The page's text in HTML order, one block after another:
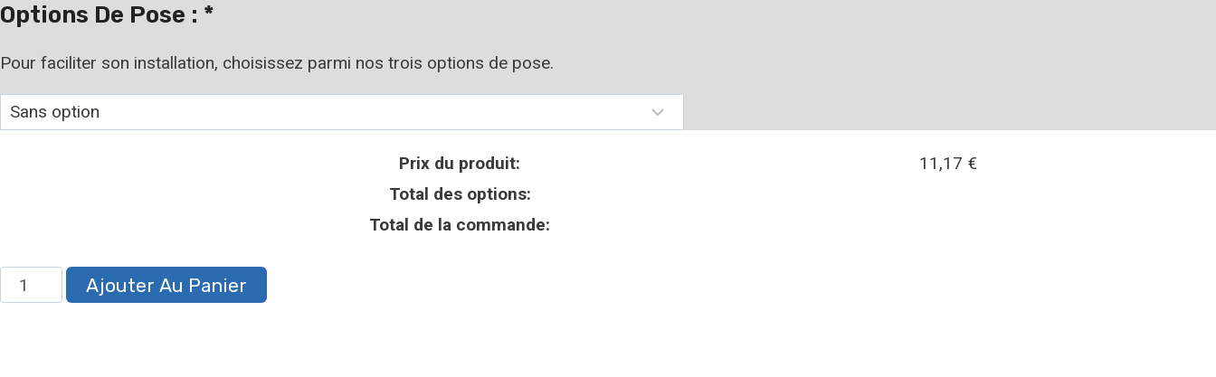
Options De Pose : *
Pour faciliter son installation, choisissez parmi nos trois options de pose.
Prix du produit: 11,17 €
Total des options:
Total de la commande:
Ajouter Au Panier